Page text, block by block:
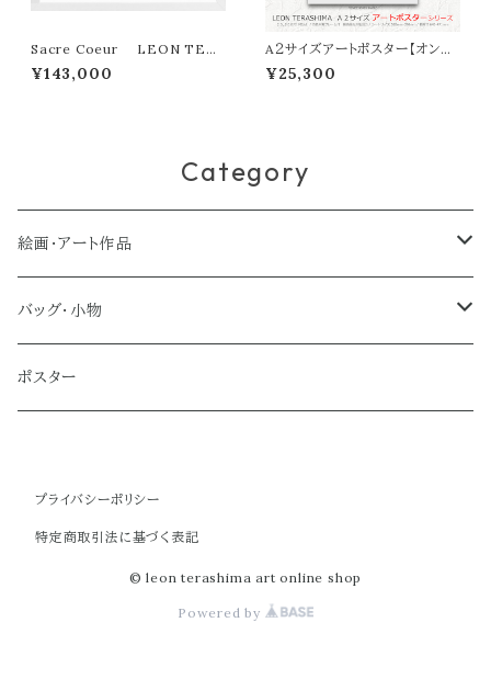
Sacre Coeur LEON TER
ASHIMA版画作品180作限定
¥143,000
A２サイズアートポスター【オンラ
イン限定】LEON TERASHIMA
「VENICE BEACH MAGIC」
¥25,300
Category
絵画・アート作品
大型作品
ノーマルサイズ（約Ａ２サイズ）
スモールサイズ
バッグ・小物
トートバッグ
ショルダーバッグ
ポスター
プライバシーポリシー
特定商取引法に基づく表記
© leon terashima art online shop
Powered by